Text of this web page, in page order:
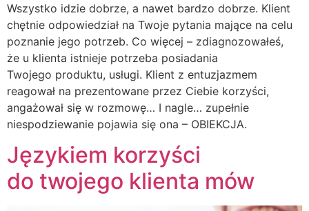
Wszystko idzie dobrze, a nawet bardzo dobrze. Klient
chętnie odpowiedział na Twoje pytania mające na celu
poznanie jego potrzeb. Co więcej – zdiagnozowałeś,
że u klienta istnieje potrzeba posiadania
Twojego produktu, usługi. Klient z entuzjazmem
reagował na prezentowane przez Ciebie korzyści,
angażował się w rozmowę… I nagle… zupełnie
niespodziewanie pojawia się ona – OBIEKCJA.
Językiem korzyści
do twojego klienta mów